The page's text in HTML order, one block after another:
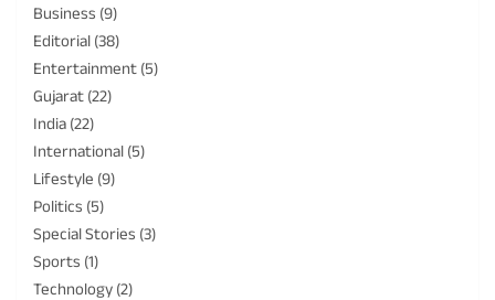
Business (9)
Editorial(38)
Entertainment(5)
Gujarat(22)
India(22)
International(5)
Lifestyle (9)
Politics (5)
Special Stories (3)
Sports (1)
Technology(2)